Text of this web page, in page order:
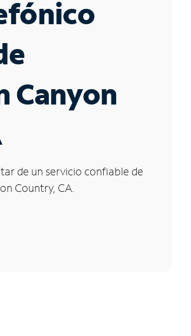
Canyon
de un servicio confiable de
Country, CA.